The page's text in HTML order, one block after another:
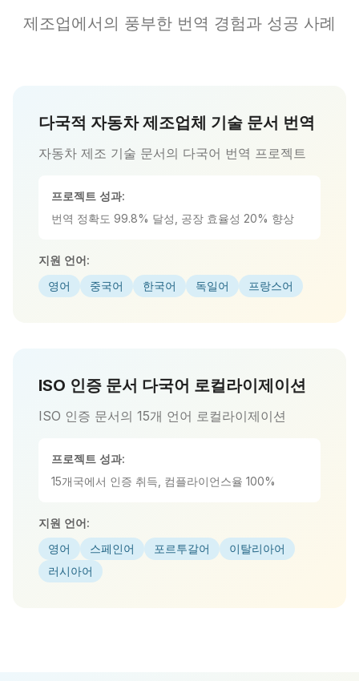
제조업에서의 풍부한 번역 경험과 성공 사례
다국적 자동차 제조업체 기술 문서 번역
자동차 제조 기술 문서의 다국어 번역 프로젝트
프로젝트 성과:
번역 정확도 99.8% 달성, 공장 효율성 20% 향상
지원 언어:
영어
중국어 한국어 독일어 프랑스어
ISO 인증 문서 다국어 로컬라이제이션
ISO 인증 문서의 15개 언어 로컬라이제이션
프로젝트 성과:
15개국에서 인증 취득, 컴플라이언스율 100%
지원 언어:
영어
스페인어 포르투갈어
이탈리아어
러시아어